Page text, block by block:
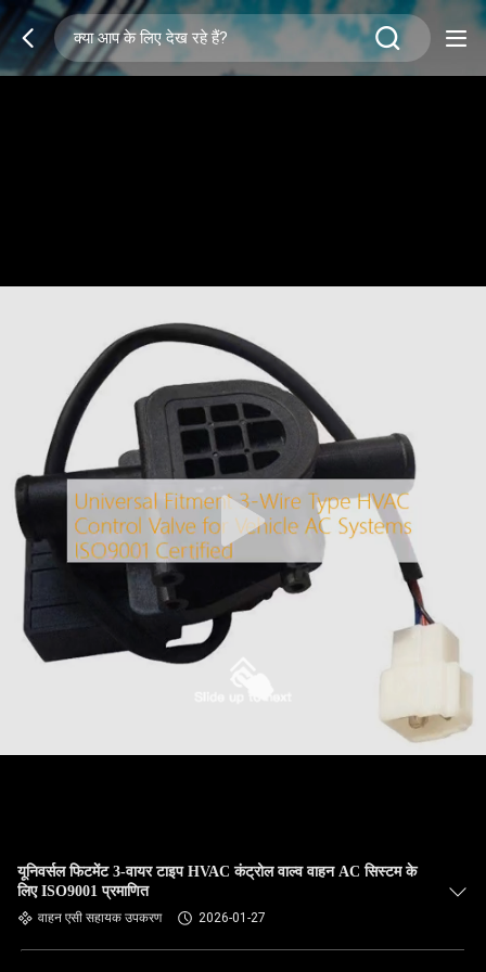
यूनिवर्सल फिटमेंट 3-वायर टाइप HVAC कंट्रोल वाल्व वाहन AC सिस्टम के
लिए ISO9001 प्रमाणित
वाहन एसी सहायक उपकरण 2026-01-27